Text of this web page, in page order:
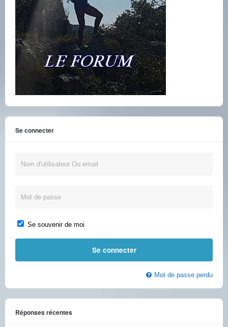
Se connecter
Se souvenir de moi
Mot de passe perdu
Réponses récentes